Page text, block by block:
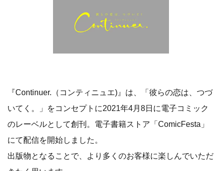
『Continuer.（コンティニュエ)』は、「彼らの恋は、つづ
いてく。」をコンセプトに2021年4月8日に電子コミック
のレーベルとして創刊。電子書籍ストア「ComicFesta」
にて配信を開始しました。
出版物となることで、より多くのお客様に楽しんでいただ